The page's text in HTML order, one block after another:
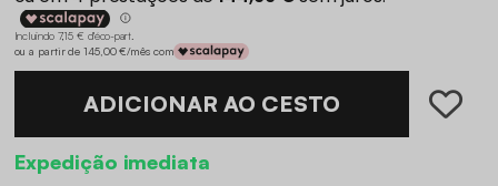
Incluindo 7,15 € d'éco-part.
ou a partir de 145,00 €/mês com
ADICIONAR AO CESTO
Expedição imediata